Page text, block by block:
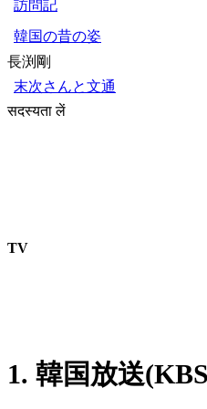
訪問記
韓国の昔の姿
長渕剛
末次さんと文通
सदस्यता लें
TV
1. 韓国放送